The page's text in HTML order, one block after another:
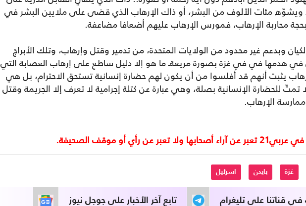
ويشوّه مئات الألوف من البشر، أو ذاك الإرهاب الذي قضى على ملايين البشر في
محاربة الإرهاب، فمورس الإرهاب عليهم أضعافا مضاعفة.
وبدعم غير محدود من الولايات المتحدة، من تدمير وقتل وإرهاب، وتلك الأبراج
في هدمها في في غزة بصورة مريعةـ ما هو إلا دليل ساطع على إرهاب العصابة التي
يثبت أنهم قد أفلسوا من أن يكون لهم حضارة إنسانية تستحق الاحترام، بل هي
للحضارة الإنسانية بصلة، وهي عبارة عن كتلة إجرامية لا تعرف إلا الجريمة وقتل
الإرهاب.
عن رأي أو موقف الصحيفة.
غزة بايدن اسرئيل
تابع آخر الأخبار على جوجل نيوز في قناتنا على تليغرام